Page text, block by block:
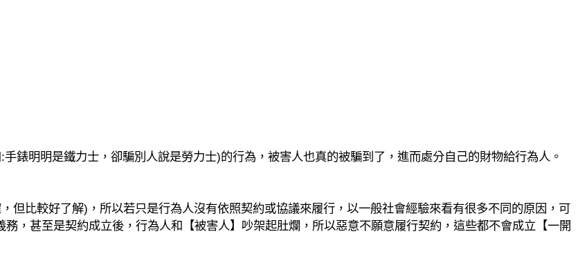
:手錶明明是鐵力士，卻騙別人說是勞力士)的行為，被害人也真的被騙到了，進而處分自己的財物給行為人。
但比較好了解) ，所以若只是行為人沒有依照契約或協議來履行，以一般社會經驗來看有很多不同的原因，可
，甚至是契約成立後，行為人和【被害人】吵架起肚爛，所以惡意不願意履行契約，這些都不會成立【一開